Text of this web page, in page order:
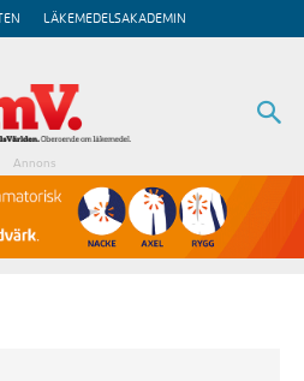
LÄKEMEDELSAKADEMIN
Annons